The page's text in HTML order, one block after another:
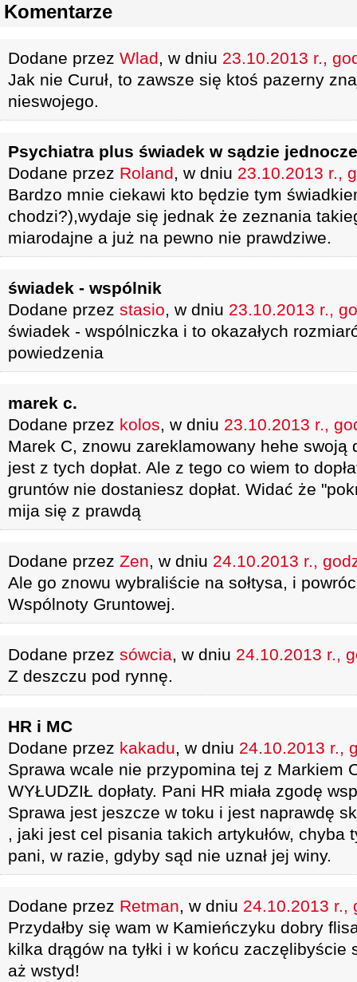
Komentarze
Dodane przez Wlad, w dniu 23.10.2013 r.,
Jak nie Curuł, to zawsze się ktoś pazerny
nieswojego.
Psychiatra plus świadek w sądzie
Dodane przez Roland, w dniu 23.10.2013 r.,
Bardzo mnie ciekawi kto będzie tym
chodzi?),wydaje się jednak że zeznania
miarodajne a już na pewno nie prawdziwe.
świadek - wspólnik
Dodane przez stasio, w dniu 23.10.2013 r.,
świadek - wspólniczka i to okazałych
powiedzenia
marek c.
Dodane przez kolos, w dniu 23.10.2013 r.,
Marek C, znowu zareklamowany hehe swoją
jest z tych dopłat. Ale z tego co wiem to
gruntów nie dostaniesz dopłat. Widać że
mija się z prawdą
Dodane przez Zen, w dniu 24.10.2013 r.,
Ale go znowu wybraliście na sołtysa, i
Wspólnoty Gruntowej.
Dodane przez sówcia, w dniu 24.10.2013 r.,
Z deszczu pod rynnę.
HR i MC
Dodane przez kakadu, w dniu 24.10.2013 r.,
Sprawa wcale nie przypomina tej z Markiem
WYŁUDZIŁ dopłaty. Pani HR miała zgodę
Sprawa jest jeszcze w toku i jest naprawdę
, jaki jest cel pisania takich artykułów, chyba
pani, w razie, gdyby sąd nie uznał jej winy.
Dodane przez Retman, w dniu 24.10.2013 r.,
Przydałby się wam w Kamieńczyku dobry
kilka drągów na tyłki i w końcu zaczęlibyście
aż wstyd!